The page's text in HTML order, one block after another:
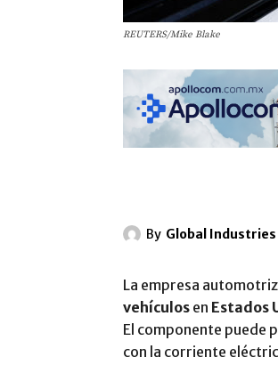
REUTERS/Mike Blake
By Global Industries
La empresa automotriz
vehículos en Estados
El componente puede
con la corriente